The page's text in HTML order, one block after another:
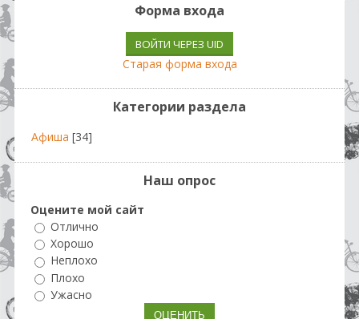
Форма входа
ВОЙТИ ЧЕРЕЗ UID
Старая форма входа
Категории раздела
Афиша [34]
Наш опрос
Оцените мой сайт
Отлично
Хорошо
Неплохо
Плохо
Ужасно